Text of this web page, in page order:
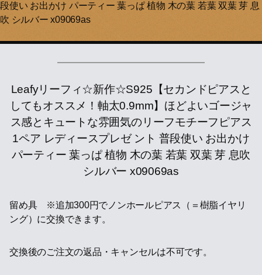
段使い お出かけ パーティー 葉っぱ 植物 木の葉 若葉 双葉 芽 息
吹 シルバー x09069as
Leafyリーフィ☆新作☆S925【セカンドピアスと
してもオススメ！軸太0.9mm】ほどよいゴージャ
ス感とキュートな雰囲気のリーフモチーフピアス
1ペア レディースプレゼ ント 普段使い お出かけ
パーティー 葉っぱ 植物 木の葉 若葉 双葉 芽 息吹
シルバー x09069as
留め具 ※追加300円でノンホールピアス（＝樹脂イヤリ
ング）に交換できます。
交換後のご注文の返品・キャンセルは不可です。